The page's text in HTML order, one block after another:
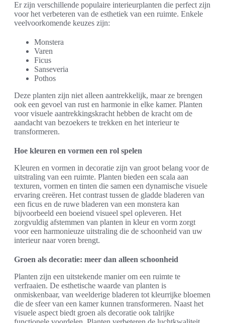
Er zijn verschillende populaire interieurplanten die perfect zijn
voor het verbeteren van de esthetiek van een ruimte. Enkele
veelvoorkomende keuzes zijn:
Monstera
Varen
Ficus
Sanseveria
Pothos
Deze planten zijn niet alleen aantrekkelijk, maar ze brengen
ook een gevoel van rust en harmonie in elke kamer. Planten
voor visuele aantrekkingskracht hebben de kracht om de
aandacht van bezoekers te trekken en het interieur te
transformeren.
Hoe kleuren en vormen een rol spelen
Kleuren en vormen in decoratie zijn van groot belang voor de
uitstraling van een ruimte. Planten bieden een scala aan
texturen, vormen en tinten die samen een dynamische visuele
ervaring creëren. Het contrast tussen de gladde bladeren van
een ficus en de ruwe bladeren van een monstera kan
bijvoorbeeld een boeiend visueel spel opleveren. Het
zorgvuldig afstemmen van planten in kleur en vorm zorgt
voor een harmonieuze uitstraling die de schoonheid van uw
interieur naar voren brengt.
Groen als decoratie: meer dan alleen schoonheid
Planten zijn een uitstekende manier om een ruimte te
verfraaien. De esthetische waarde van planten is
onmiskenbaar, van weelderige bladeren tot kleurrijke bloemen
die de sfeer van een kamer kunnen transformeren. Naast het
visuele aspect biedt groen als decoratie ook talrijke